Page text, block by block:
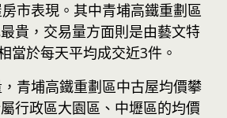
市表現。其中青埔高鐵重劃區
貴，交易量方面則是由藝文特
當於每天平均成交近3件。
青埔高鐵重劃區中古屋均價攀
行政區大園區、中壢區的均價